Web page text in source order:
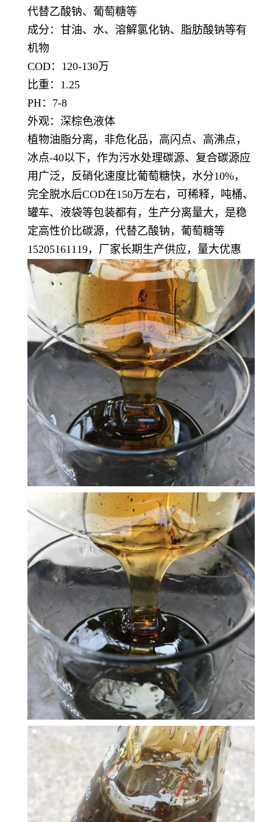
代替乙酸钠、葡萄糖等
成分：甘油、水、溶解氯化钠、脂肪酸钠等有
机物
COD：120-130万
比重：1.25
PH：7-8
外观：深棕色液体
植物油脂分离，非危化品，高闪点、高沸点，
冰点-40以下，作为污水处理碳源、复合碳源应
用广泛，反硝化速度比葡萄糖快，水分10%，
完全脱水后COD在150万左右，可稀释，吨桶、
罐车、液袋等包装都有，生产分离量大，是稳
定高性价比碳源，代替乙酸钠，葡萄糖等
15205161119，厂家长期生产供应，量大优惠